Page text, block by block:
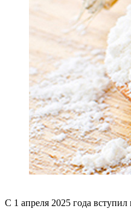
С 1 апреля 2025 года